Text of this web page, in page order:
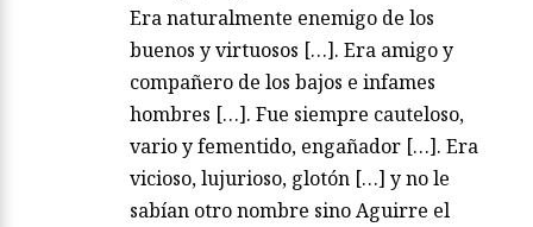
Era naturalmente enemigo de los
buenos y virtuosos […]. Era amigo y
compañero de los bajos e infames
hombres […]. Fue siempre cauteloso,
vario y fementido, engañador […]. Era
vicioso, lujurioso, glotón […] y no le
sabían otro nombre sino Aguirre el